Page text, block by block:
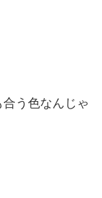
う色なんじゃ